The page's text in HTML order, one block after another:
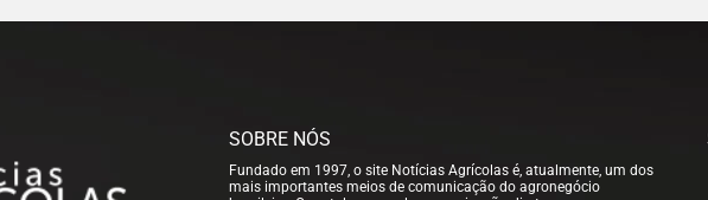
SOBRE NÓS
Fundado em 1997, o site Notícias Agrícolas é, atualmente, um dos
mais importantes meios de comunicação do agronegócio